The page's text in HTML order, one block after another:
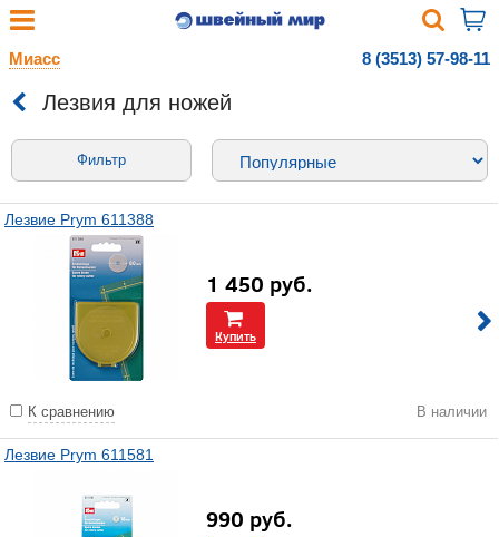
Миасс 8 (3513) 57-98-11
Лезвия для ножей
Фильтр
Лезвие Prym 611388
1 450 руб.
Купить
К сравнению В наличии
Лезвие Prym 611581
990 руб.